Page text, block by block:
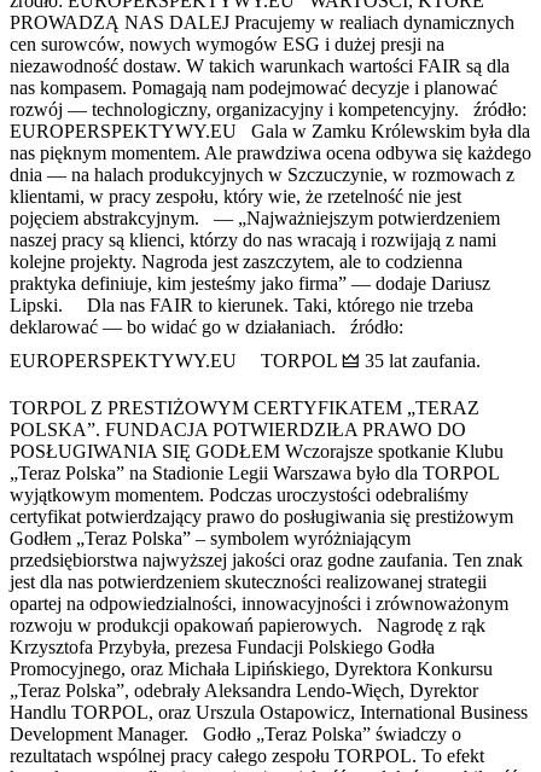
PROWADZĄ NAS DALEJ Pracujemy w realiach dynamicznych
cen surowców, nowych wymogów ESG i dużej presji na
niezawodność dostaw. W takich warunkach wartości FAIR są dla
nas kompasem. Pomagają nam podejmować decyzje i planować
rozwój — technologiczny, organizacyjny i kompetencyjny. źródło:
EUROPERSPEKTYWY.EU Gala w Zamku Królewskim była dla
nas pięknym momentem. Ale prawdziwa ocena odbywa się każdego
dnia — na halach produkcyjnych w Szczuczynie, w rozmowach z
klientami, w pracy zespołu, który wie, że rzetelność nie jest
pojęciem abstrakcyjnym. — „Najważniejszym potwierdzeniem
naszej pracy są klienci, którzy do nas wracają i rozwijają z nami
kolejne projekty. Nagroda jest zaszczytem, ale to codzienna
praktyka definiuje, kim jesteśmy jako firma” — dodaje Dariusz
Lipski. Dla nas FAIR to kierunek. Taki, którego nie trzeba
deklarować — bo widać go w działaniach. źródło:
EUROPERSPEKTYWY.EU TORPOL 🜲 35 lat zaufania.
TORPOL Z PRESTIŻOWYM CERTYFIKATEM „TERAZ
POLSKA”. FUNDACJA POTWIERDZIŁA PRAWO DO
POSŁUGIWANIA SIĘ GODŁEM Wczorajsze spotkanie Klubu
„Teraz Polska” na Stadionie Legii Warszawa było dla TORPOL
wyjątkowym momentem. Podczas uroczystości odebraliśmy
certyfikat potwierdzający prawo do posługiwania się prestiżowym
Godłem „Teraz Polska” – symbolem wyróżniającym
przedsiębiorstwa najwyższej jakości oraz godne zaufania. Ten znak
jest dla nas potwierdzeniem skuteczności realizowanej strategii
opartej na odpowiedzialności, innowacyjności i zrównoważonym
rozwoju w produkcji opakowań papierowych. Nagrodę z rąk
Krzysztofa Przybyła, prezesa Fundacji Polskiego Godła
Promocyjnego, oraz Michała Lipińskiego, Dyrektora Konkursu
„Teraz Polska”, odebrały Aleksandra Lendo-Więch, Dyrektor
Handlu TORPOL, oraz Urszula Ostapowicz, International Business
Development Manager. Godło „Teraz Polska” świadczy o
rezultatach wspólnej pracy całego zespołu TORPOL. To efekt